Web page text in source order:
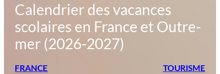
Calendrier des vacances
scolaires en France et Outre-
mer (2026-2027)
FRANCE TOURISME